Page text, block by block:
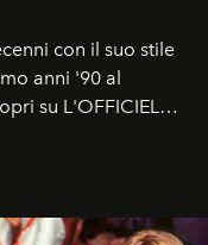
con il suo stile
anni '90 al
su L'OFFICIEL